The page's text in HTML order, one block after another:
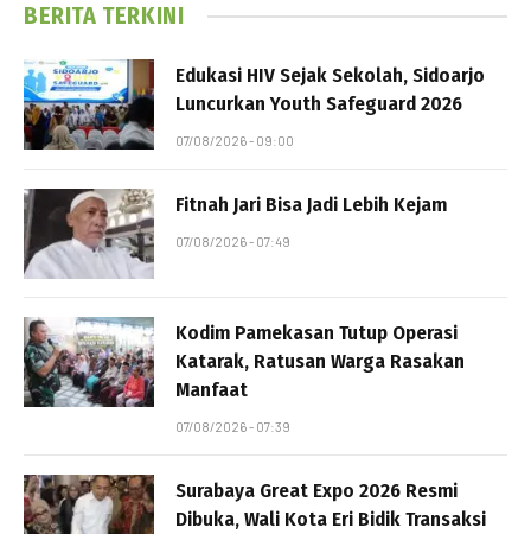
BERITA TERKINI
Edukasi HIV Sejak Sekolah, Sidoarjo
Luncurkan Youth Safeguard 2026
07/08/2026 - 09:00
Fitnah Jari Bisa Jadi Lebih Kejam
07/08/2026 - 07:49
Kodim Pamekasan Tutup Operasi
Katarak, Ratusan Warga Rasakan
Manfaat
07/08/2026 - 07:39
Surabaya Great Expo 2026 Resmi
Dibuka, Wali Kota Eri Bidik Transaksi